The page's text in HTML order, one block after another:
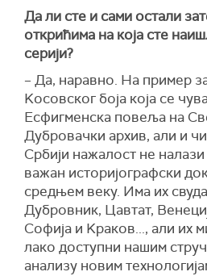
Да ли сте и сами остали
открићима на која сте
серији?
– Да, наравно. На пример
Kосовског боја која се
Есфигменска повеља на
Дубровачки архив, али и
Србији нажалост не
важан историјографски
средњем веку. Има их
Дубровник, Цавтат,
Софија и Kраков..., али их
лако доступни нашим
анализу новим